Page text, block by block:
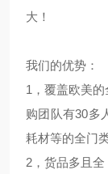
大！
我们的优势：
1，覆盖欧美
购团队有30多
耗材等的全门
2，货品多且